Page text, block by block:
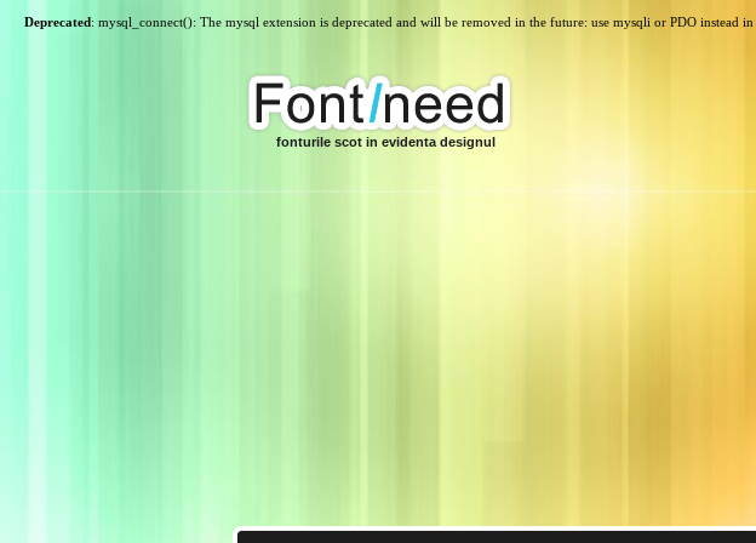
Deprecated: mysql_connect(): The mysql extension is deprecated and will be removed in the future: use mysqli or PDO instead in
fonturile scot in evidenta designul